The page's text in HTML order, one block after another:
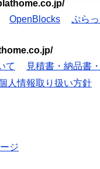
OpenBlocks ぷら
て 見積書・納品書
人情報取り扱い方針
ジ